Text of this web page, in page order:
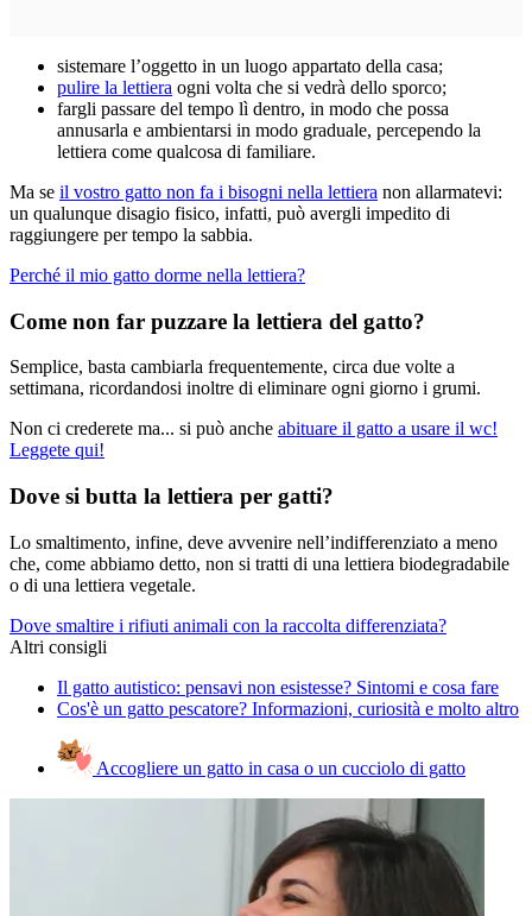
sistemare l’oggetto in un luogo appartato della casa;
pulire la lettiera ogni volta che si vedrà dello sporco;
fargli passare del tempo lì dentro, in modo che possa
annusarla e ambientarsi in modo graduale, percependo la
lettiera come qualcosa di familiare.
Ma se il vostro gatto non fa i bisogni nella lettiera non allarmatevi:
un qualunque disagio fisico, infatti, può avergli impedito di
raggiungere per tempo la sabbia.
Perché il mio gatto dorme nella lettiera?
Come non far puzzare la lettiera del gatto?
Semplice, basta cambiarla frequentemente, circa due volte a
settimana, ricordandosi inoltre di eliminare ogni giorno i grumi.
Non ci crederete ma... si può anche abituare il gatto a usare il wc!
Leggete qui!
Dove si butta la lettiera per gatti?
Lo smaltimento, infine, deve avvenire nell’indifferenziato a meno
che, come abbiamo detto, non si tratti di una lettiera biodegradabile
o di una lettiera vegetale.
Dove smaltire i rifiuti animali con la raccolta differenziata?
Altri consigli
Il gatto autistico: pensavi non esistesse? Sintomi e cosa fare
Cos'è un gatto pescatore? Informazioni, curiosità e molto altro
Accogliere un gatto in casa o un cucciolo di gatto